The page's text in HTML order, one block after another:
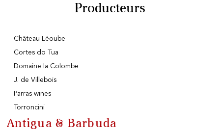
SALES
On purchases of
99 CHF or more.
Producteurs
Château Léoube
Cortes do Tua
Domaine la Colombe
J. de Villebois
Parras wines
Torroncini
Antigua & Barbuda